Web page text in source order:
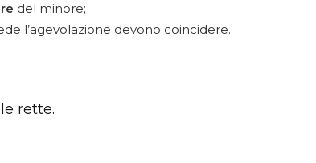
del minore;
l’agevolazione devono coincidere.
rette.